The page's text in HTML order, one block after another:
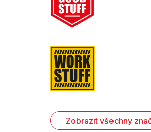
Zobrazit všechny